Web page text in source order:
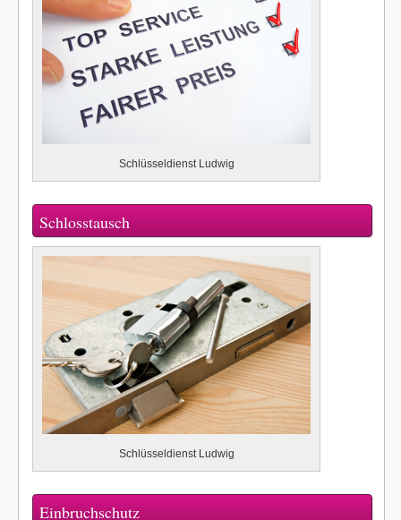
Schlüsseldienst Ludwig
Schlosstausch
Schlüsseldienst Ludwig
Einbruchschutz